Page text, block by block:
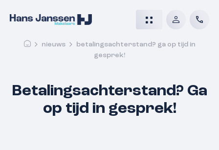
nieuws
betalingsachterstand? ga op tijd in
gesprek!
Betalingsachterstand? Ga
op tijd in gesprek!